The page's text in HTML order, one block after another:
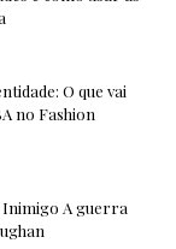
O que vai
no Fashion
Inimigo A guerra